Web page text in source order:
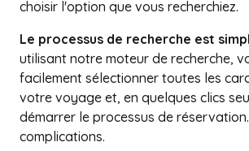
choisir l'option que vous recherchiez.
Le processus de recherche est
utilisant notre moteur de recherche,
facilement sélectionner toutes les
votre voyage et, en quelques clics
démarrer le processus de
complications.